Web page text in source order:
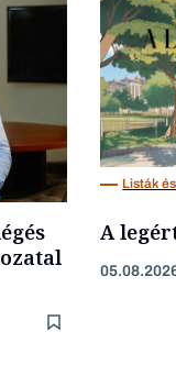
Listák
A